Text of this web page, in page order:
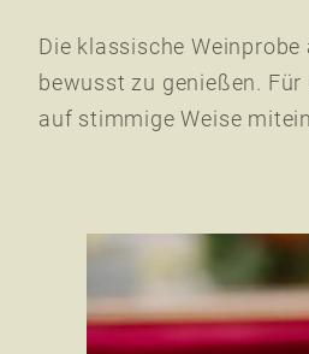
Die klassische
bewusst zu genießen.
auf stimmige Weise